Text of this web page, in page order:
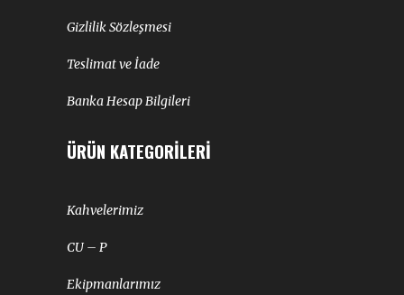
Gizlilik Sözleşmesi
Teslimat ve İade
Banka Hesap Bilgileri
ÜRÜN KATEGORILERI
Kahvelerimiz
CU – P
Ekipmanlarımız